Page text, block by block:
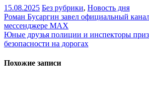
15.08.2025 Без рубрики, Новость дня
Навигация
по
записям
Роман Бусаргин завел официальный
мессенджере МАХ
Юные друзья полиции и инспекторы
безопасности на дорогах
Похожие записи